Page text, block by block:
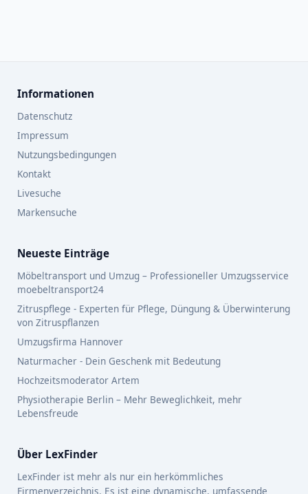
Informationen
Datenschutz
Impressum
Nutzungsbedingungen
Kontakt
Livesuche
Markensuche
Neueste Einträge
Möbeltransport und Umzug – Professioneller Umzugsservice
moebeltransport24
Zitruspflege - Experten für Pflege, Düngung & Überwinterung
von Zitruspflanzen
Umzugsfirma Hannover
Naturmacher - Dein Geschenk mit Bedeutung
Hochzeitsmoderator Artem
Physiotherapie Berlin – Mehr Beweglichkeit, mehr
Lebensfreude
Über LexFinder
LexFinder ist mehr als nur ein herkömmliches
Firmenverzeichnis. Es ist eine dynamische, umfassende